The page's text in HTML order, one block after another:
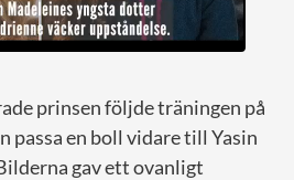
prinsen följde träningen på
passa en boll vidare till Yasin
gav ett ovanligt